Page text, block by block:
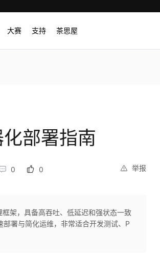
大赛 支持 茶思屋
部署指南
举报
0 0
架，具备高吞吐、低延迟和强状态一致
署与简化运维，非常适合开发测试、P